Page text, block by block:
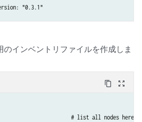
"0.3.1"
のインベントリファイルを作成しま
content_copy zoom_out_map
# list all nodes here